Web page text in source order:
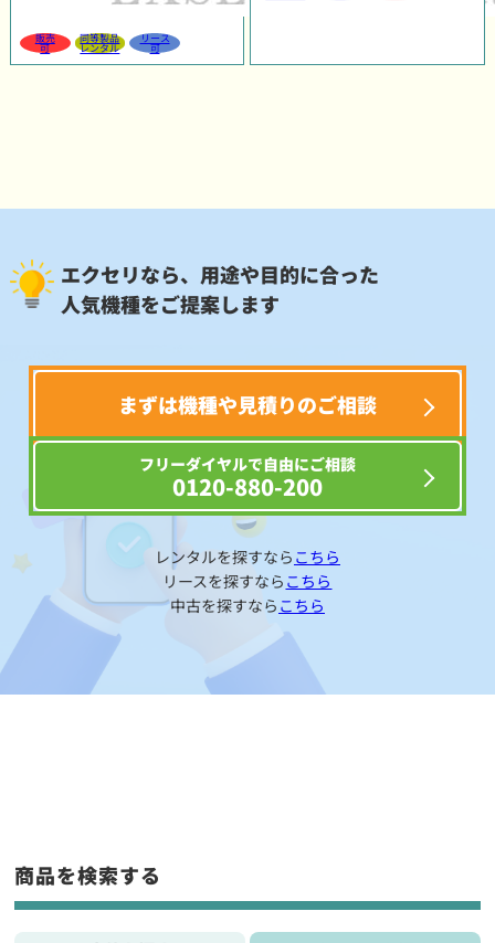
販売
可
同等製品
レンタル
リース
可
エクセリなら、用途や目的に合った
人気機種をご提案します
まずは機種や見積りのご相談
フリーダイヤルで自由にご相談
0120-880-200
レンタルを探すなら こちら
リースを探すなら こちら
中古を探すなら こちら
商品を検索する